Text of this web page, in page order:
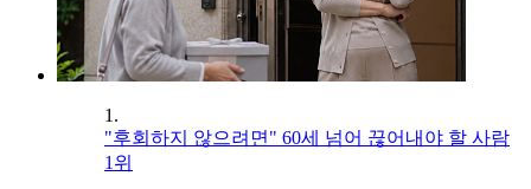
1.
"후회하지 않으려면" 60세 넘어 끊어내야 할 사람
1위